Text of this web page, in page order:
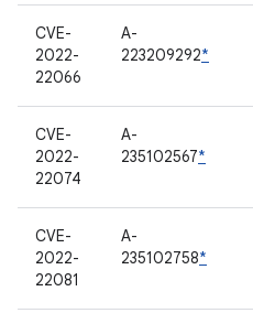
CVE-
2022-
22066
A-
223209292*
CVE-
2022-
22074
A-
235102567*
CVE-
2022-
22081
A-
235102758*